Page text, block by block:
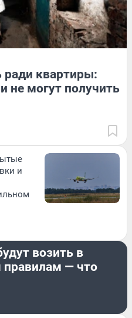
квартиры:
не могут получить
и
возить в
правилам — что